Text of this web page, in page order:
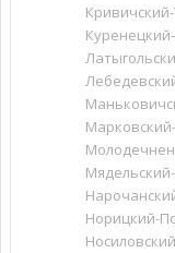
Норицкий-